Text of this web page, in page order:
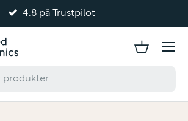
4.8 på Trustpilot